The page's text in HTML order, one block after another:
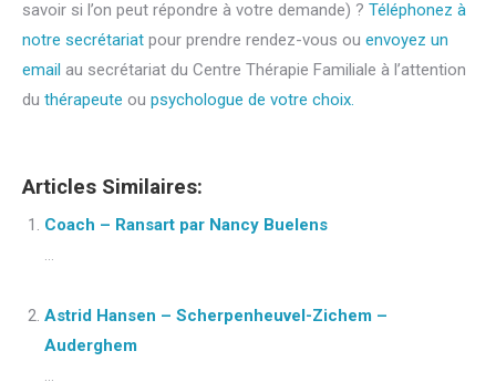
savoir si l’on peut répondre à votre demande) ? Téléphonez à
notre secrétariat pour prendre rendez-vous ou envoyez un
email au secrétariat du Centre Thérapie Familiale à l’attention
du thérapeute ou psychologue de votre choix.
Articles Similaires:
Coach – Ransart par Nancy Buelens
...
Astrid Hansen – Scherpenheuvel-Zichem –
Auderghem
...